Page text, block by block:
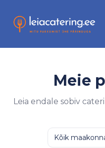
Meie
Leia endale sobiv
Kõik